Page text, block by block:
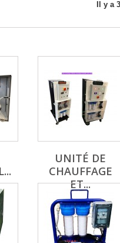
Il y a
UNITÉ DE
CHAUFFAGE
ET...